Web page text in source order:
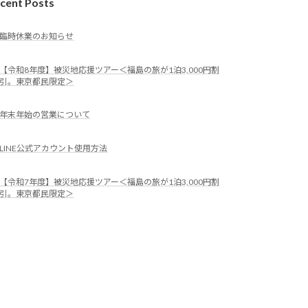
Posts
臨時休業のお知らせ
【令和8年度】被災地応援ツアー＜福島の旅が1泊3,000円割
引。東京都民限定＞
年末年始の営業について
LINE公式アカウント使用方法
【令和7年度】被災地応援ツアー＜福島の旅が1泊3,000円割
引。東京都民限定＞